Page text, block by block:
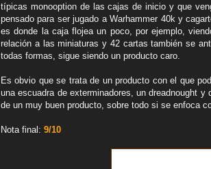
típicas monooption de las cajas de inicio y que
pensado para ser jugado a Warhammer 40k y
es donde la caja flojea un poco, por ejemplo,
relación a las miniaturas y 42 cartas también se
todas formas, sigue siendo un producto caro.
Es obvio que se trata de un producto con el que
una escuadra de exterminadores, un dreadnought
de un muy buen producto, sobre todo si se enfoca
Nota final: 9/10